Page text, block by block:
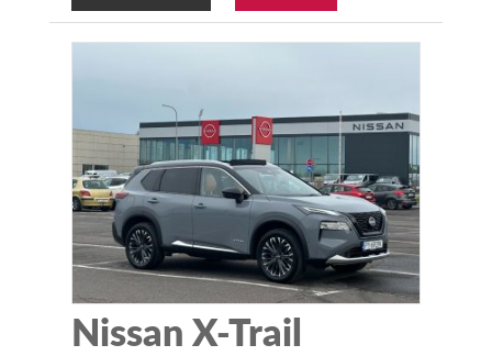
Nissan X-Trail